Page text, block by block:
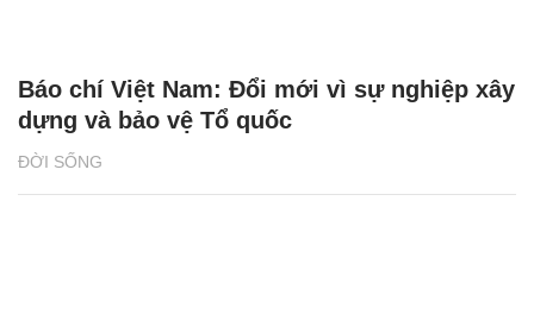
ĐỜI SỐNG
Báo chí Việt Nam: Đổi mới vì sự nghiệp xây
dựng và bảo vệ Tổ quốc